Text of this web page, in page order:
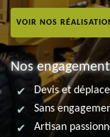
VOIR NOS
Nos
Devis et
Sans
Artisan